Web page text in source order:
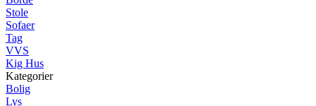
Stole
Sofaer
Tag
VVS
Kig Hus
Kategorier
Bolig
Lys